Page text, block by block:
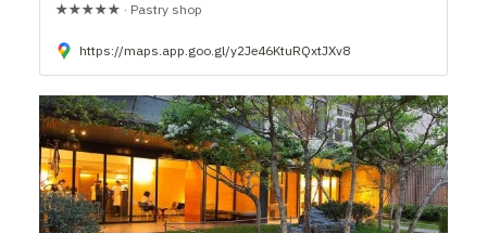
★★★★★ · Pastry shop
https://maps.app.goo.gl/y2Je46KtuRQxtJXv8